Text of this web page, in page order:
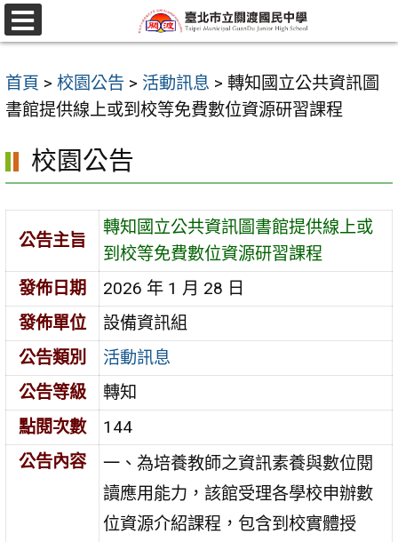
跳
至
要
內
區
選
單
首頁 > 校園公告 > 活動訊息 > 轉知國立公共資訊圖
書館提供線上或到校等免費數位資源研習課程
校園公告
公告主旨
轉知國立公共資訊圖書館提供線上或
到校等免費數位資源研習課程
發佈日期
2026 年 1 月 28 日
發佈單位
設備資訊組
公告類別
活動訊息
公告等級
轉知
點閱次數
144
公告內容
一、為培養教師之資訊素養與數位閱
讀應用能力，該館受理各學校申辦數
位資源介紹課程，包含到校實體授